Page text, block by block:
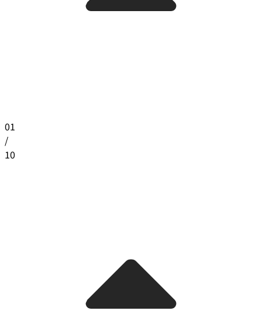
01
/
10